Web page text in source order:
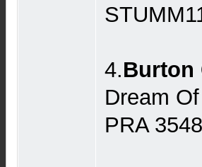
4.Burton
Dream
PRA